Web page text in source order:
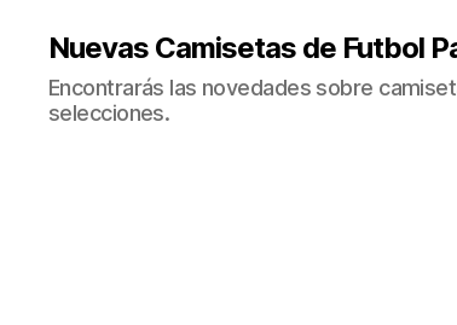
Nuevas Camisetas de Futbol
Encontrarás las novedades sobre
selecciones.